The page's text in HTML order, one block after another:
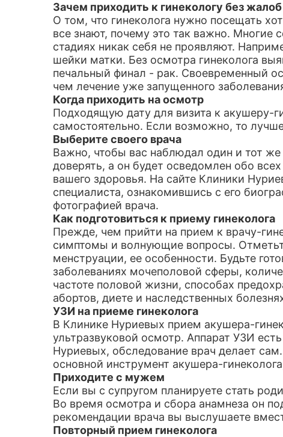
Зачем приходить к гинекологу без жалоб
О том, что гинеколога нужно посещать
все знают, почему это так важно. Многие
стадиях никак себя не проявляют.
шейки матки. Без осмотра гинеколога
печальный финал - рак. Своевременный
чем лечение уже запущенного
Когда приходить на осмотр
Подходящую дату для визита к акушеру-
самостоятельно. Если возможно, то
Выберите своего врача
Важно, чтобы вас наблюдал один и тот
доверять, а он будет осведомлен обо
вашего здоровья. На сайте Клиники
специалиста, ознакомившись с его
фотографией врача.
Как подготовиться к приему гинеколога
Прежде, чем прийти на прием к врачу-
симптомы и волнующие вопросы.
менструации, ее особенности. Будьте
заболеваниях мочеполовой сферы,
частоте половой жизни, способах
абортов, диете и наследственных
УЗИ на приеме гинеколога
В Клинике Нуриевых прием акушера-
ультразвуковой осмотр. Аппарат УЗИ
Нуриевых, обследование врач делает
основной инструмент акушера-
Приходите с мужем
Если вы с супругом планируете стать
Во время осмотра и сбора анамнеза он
рекомендации врача вы выслушаете
Повторный прием гинеколога